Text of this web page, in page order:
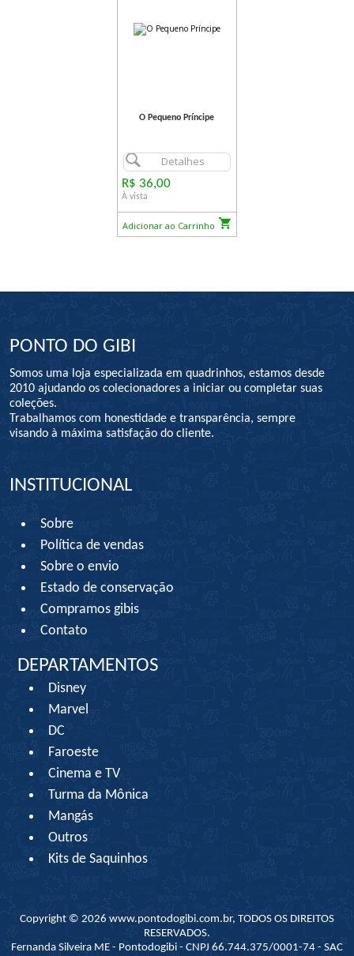
O Pequeno Príncipe
Detalhes
R$ 36,00
À vista
Adicionar ao Carrinho
PONTO DO GIBI
Somos uma loja especializada em quadrinhos, estamos desde
2010 ajudando os colecionadores a iniciar ou completar suas
coleções.
Trabalhamos com honestidade e transparência, sempre
visando à máxima satisfação do cliente.
INSTITUCIONAL
Sobre
Política de vendas
Sobre o envio
Estado de conservação
Compramos gibis
Contato
DEPARTAMENTOS
Disney
Marvel
DC
Faroeste
Cinema e TV
Turma da Mônica
Mangás
Outros
Kits de Saquinhos
Copyright © 2026 www.pontodogibi.com.br, TODOS OS DIREITOS
RESERVADOS.
Fernanda Silveira ME - Pontodogibi - CNPJ 66.744.375/0001-74 - SAC